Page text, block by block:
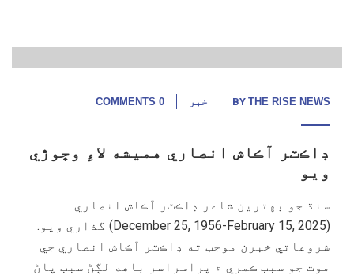
BY THE RISE NEWS خبر 0 COMMENTS
ڊاڪٽر آڪاش انصاري هميشه لاءِ وڇوڙي
ويو
سنڌ جو بهترين شاعر ڊاڪٽر آڪاش انصاري
(December 25, 1956-February 15, 2025) گذاري ويو.
شروعاتي خبرن موجب ته ڊاڪٽر آڪاش انصاري جي
موت جو سبب ڪمري ۾ پراسراسر باهه لڳڻ سبب پاڻ